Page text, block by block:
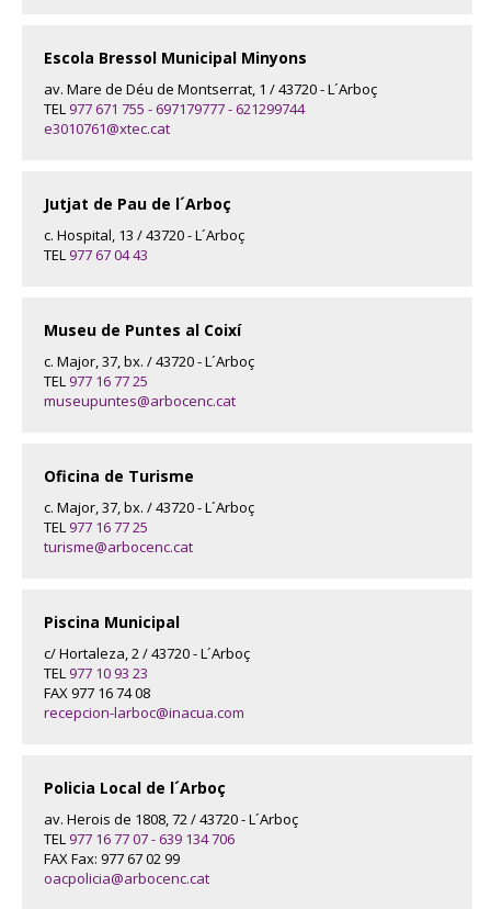
Escola Bressol Municipal Minyons
av. Mare de Déu de Montserrat, 1 / 43720 - L´Arboç
TEL 977 671 755 - 697179777 - 621299744
e3010761@xtec.cat
Jutjat de Pau de l´Arboç
c. Hospital, 13 / 43720 - L´Arboç
TEL 977 67 04 43
Museu de Puntes al Coixí
c. Major, 37, bx. / 43720 - L´Arboç
TEL 977 16 77 25
museupuntes@arbocenc.cat
Oficina de Turisme
c. Major, 37, bx. / 43720 - L´Arboç
TEL 977 16 77 25
turisme@arbocenc.cat
Piscina Municipal
c/ Hortaleza, 2 / 43720 - L´Arboç
TEL 977 10 93 23
FAX 977 16 74 08
recepcion-larboc@inacua.com
Policia Local de l´Arboç
av. Herois de 1808, 72 / 43720 - L´Arboç
TEL 977 16 77 07 - 639 134 706
FAX Fax: 977 67 02 99
oacpolicia@arbocenc.cat